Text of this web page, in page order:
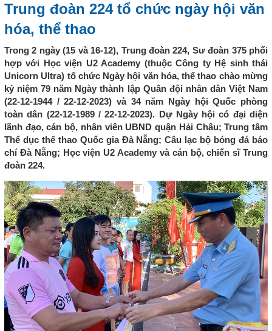
Trung đoàn 224 tổ chức ngày hội văn
hóa, thể thao
Trong 2 ngày (15 và 16-12), Trung đoàn 224, Sư đoàn 375 phối
hợp với Học viện U2 Academy (thuộc Công ty Hệ sinh thái
Unicorn Ultra) tổ chức Ngày hội văn hóa, thể thao chào mừng
kỷ niệm 79 năm Ngày thành lập Quân đội nhân dân Việt Nam
(22-12-1944 / 22-12-2023) và 34 năm Ngày hội Quốc phòng
toàn dân (22-12-1989 / 22-12-2023). Dự Ngày hội có đại diện
lãnh đạo, cán bộ, nhân viên UBND quận Hải Châu; Trung tâm
Thể dục thể thao Quốc gia Đà Nẵng; Câu lạc bộ bóng đá báo
chí Đà Nẵng; Học viện U2 Academy và cán bộ, chiến sĩ Trung
đoàn 224.